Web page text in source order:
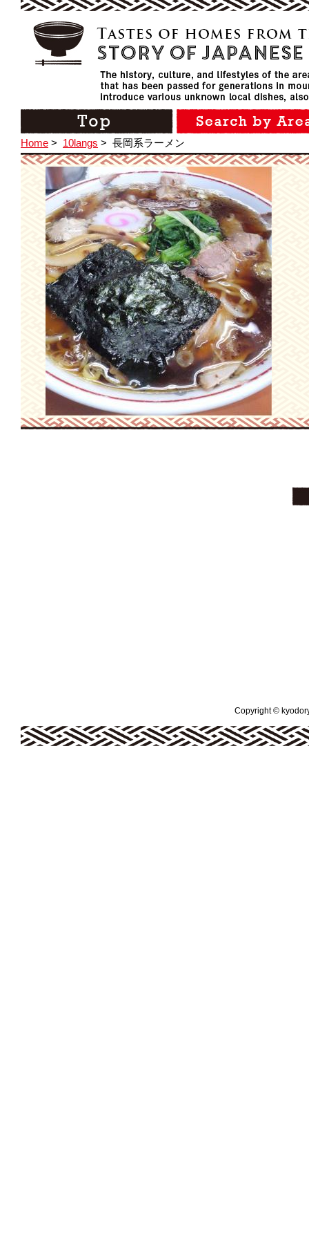
Home > 10langs > 長岡系ラーメン
Copyright ©